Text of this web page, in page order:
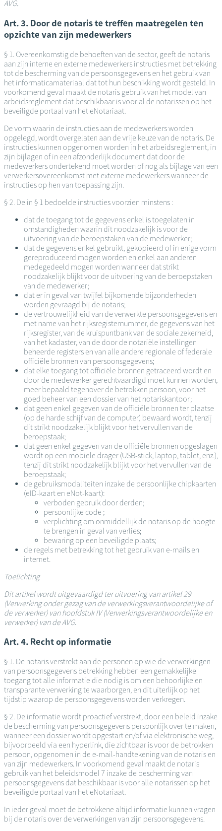
AVG.
Art. 3. Door de notaris te treffen maatregelen ten
opzichte van zijn medewerkers
§ 1. Overeenkomstig de behoeften van de sector, geeft de notaris
aan zijn interne en externe medewerkers instructies met betrekking
tot de bescherming van de persoonsgegevens en het gebruik van
het informaticamateriaal dat tot hun beschikking wordt gesteld. In
voorkomend geval maakt de notaris gebruik van het model van
arbeidsreglement dat beschikbaar is voor al de notarissen op het
beveiligde portaal van het eNotariaat.
De vorm waarin de instructies aan de medewerkers worden
opgelegd, wordt overgelaten aan de vrije keuze van de notaris. De
instructies kunnen opgenomen worden in het arbeidsreglement, in
zijn bijlagen of in een afzonderlijk document dat door de
medewerkers ondertekend moet worden of nog als bijlage van een
verwerkersovereenkomst met externe medewerkers wanneer de
instructies op hen van toepassing zijn.
§ 2. De in § 1 bedoelde instructies voorzien minstens :
dat de toegang tot de gegevens enkel is toegelaten in
omstandigheden waarin dit noodzakelijk is voor de
uitvoering van de beroepstaken van de medewerker;
dat de gegevens enkel gebruikt, gekopieerd of in enige vorm
gereproduceerd mogen worden en enkel aan anderen
medegedeeld mogen worden wanneer dat strikt
noodzakelijk blijkt voor de uitvoering van de beroepstaken
van de medewerker;
dat er in geval van twijfel bijkomende bijzonderheden
worden gevraagd bij de notaris;
de vertrouwelijkheid van de verwerkte persoonsgegevens en
met name van het rijksregisternummer, de gegevens van het
rijksregister, van de kruispuntbank van de sociale zekerheid,
van het kadaster, van de door de notariële instellingen
beheerde registers en van alle andere regionale of federale
officiële bronnen van persoonsgegevens;
dat elke toegang tot officiële bronnen getraceerd wordt en
door de medewerker gerechtvaardigd moet kunnen worden,
meer bepaald tegenover de betrokken persoon, voor het
goed beheer van een dossier van het notariskantoor;
dat geen enkel gegeven van de officiële bronnen ter plaatse
(op de harde schijf van de computer) bewaard wordt, tenzij
dit strikt noodzakelijk blijkt voor het vervullen van de
beroepstaak;
dat geen enkel gegeven van de officiële bronnen opgeslagen
wordt op een mobiele drager (USB-stick, laptop, tablet, enz.),
tenzij dit strikt noodzakelijk blijkt voor het vervullen van de
beroepstaak;
de gebruiksmodaliteiten inzake de persoonlijke chipkaarten
(eID-kaart en eNot-kaart):
verboden gebruik door derden;
persoonlijke code ;
verplichting om onmiddellijk de notaris op de hoogte
te brengen in geval van verlies;
bewaring op een beveiligde plaats;
de regels met betrekking tot het gebruik van e-mails en
internet.
Toelichting
Dit artikel wordt uitgevaardigd ter uitvoering van artikel 29
(Verwerking onder gezag van de verwerkingsverantwoordelijke of
de verwerker) van hoofdstuk IV (Verwerkingsverantwoordelijke en
verwerker) van de AVG.
Art. 4. Recht op informatie
§ 1. De notaris verstrekt aan de personen op wie de verwerkingen
van persoonsgegevens betrekking hebben een gemakkelijke
toegang tot alle informatie die nodig is om een behoorlijke en
transparante verwerking te waarborgen, en dit uiterlijk op het
tijdstip waarop de persoonsgegevens worden verkregen.
§ 2. De informatie wordt proactief verstrekt, door een beleid inzake
de bescherming van persoonsgegevens persoonlijk over te maken,
wanneer een dossier wordt opgestart en/of via elektronische weg,
bijvoorbeeld via een hyperlink, die zichtbaar is voor de betrokken
persoon, opgenomen in de e-mail-handtekening van de notaris en
van zijn medewerkers. In voorkomend geval maakt de notaris
gebruik van het beleidsmodel 7 inzake de bescherming van
persoonsgegevens dat beschikbaar is voor alle notarissen op het
beveiligde portaal van het eNotariaat.
In ieder geval moet de betrokkene altijd informatie kunnen vragen
bij de notaris over de verwerkingen van zijn persoonsgegevens.